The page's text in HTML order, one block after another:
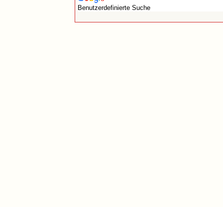
Benutzerdefinierte Suche